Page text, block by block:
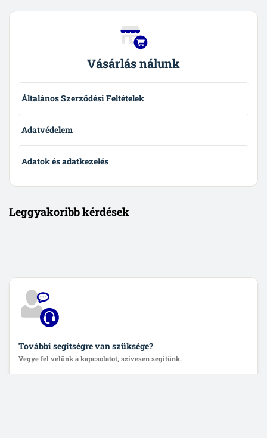
Vásárlás nálunk
Általános Szerződési Feltételek
Adatvédelem
Adatok és adatkezelés
Leggyakoribb kérdések
További segítségre van szüksége?
Vegye fel velünk a kapcsolatot, szívesen segítünk.